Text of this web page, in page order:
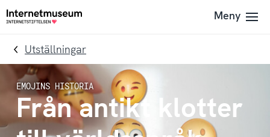
To
navigation
Till
innehållet
Till
Meny
Utställningar
Från antikt klotter